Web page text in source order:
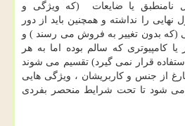
نامنطبق یا ضایعات (که ویژگی و
را نداشته و همچنین باید از دور
(که بدون تغییر به فروش می رسند ) و
یا کامپیوتری که سالم بوده اما به هر
قرار نمی گیرد) تقسیم می شوند
از جنس و کاربریشان ، ویژگی هایی
شود تا تحت شرایط منحصر بفردی